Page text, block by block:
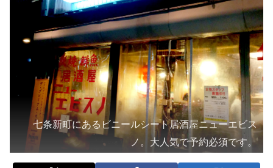
七条新町にあるビニールシート居酒屋ニューエビス
ノ。大人気で予約必須です。